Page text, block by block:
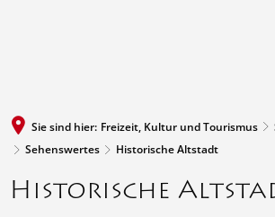
Sie sind hier: Freizeit, Kultur und Tourismus
Sehenswertes
Historische Altstadt
Historische
Historische